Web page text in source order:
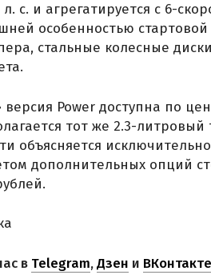
с. и агрегатируется с 6-
особенностью
стальные колесные
Power доступна по
тот же 2.3-литровый
объясняется
дополнительных опций
в Telegram,Дзен и ВКонтакте